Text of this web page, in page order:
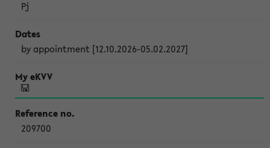
Pj
by appointment [12.10.2026-05.02.2027]
209700